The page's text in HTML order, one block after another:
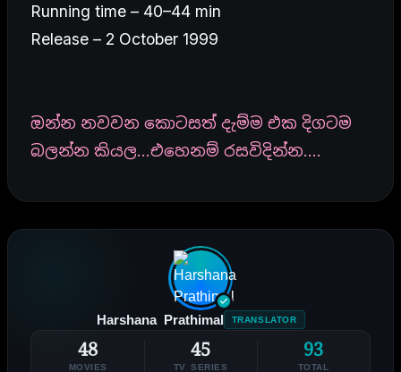
Running time – 40–44 min
Release – 2 October 1999
ඔන්න නවවන කොටසත් දැම්ම එක දිගටම
බලන්න කියල…එහෙනම් රසවිදින්න….
Harshana Prathimal TRANSLATOR
48
MOVIES
45
TV SERIES
93
TOTAL